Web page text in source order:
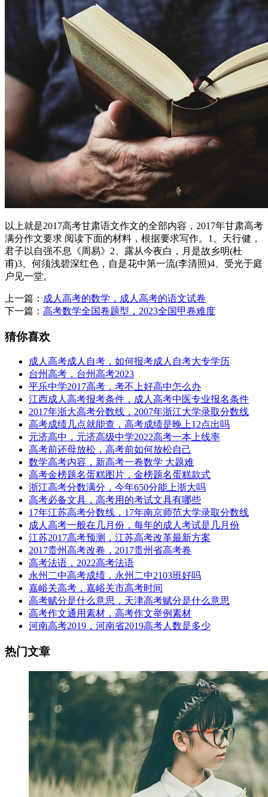
以上就是2017高考甘肃语文作文的全部内容，2017年甘肃高考
满分作文要求 阅读下面的材料，根据要求写作。1、天行健，
君子以自强不息《周易》2、露从今夜白，月是故乡明(杜
甫)3、何须浅碧深红色，自是花中第一流(李清照)4、受光于庭
户见一堂。
上一篇： 成人高考的数学，成人高考的语文试卷
下一篇： 高考数学全国卷题型，2023全国甲卷难度
猜你喜欢
成人高考成人自考，如何报考成人自考大专学历
台州高考，台州高考2023
平乐中学2017高考，考不上好高中怎么办
江西成人高考报考条件，成人高考中医专业报名条件
2017年浙大高考分数线，2007年浙江大学录取分数线
高考成绩几点就能查，高考成绩是晚上12点出吗
元济高中，元济高级中学2022高考一本上线率
高考前还母放松，高考前如何放松自己
数学高考内容，新高考一卷数学 大题难
高考金榜题名蛋糕图片，金榜题名蛋糕款式
浙江高考分数满分，今年650分能上浙大吗
高考必备文具，高考用的考试文具有哪些
17年江苏高考分数线，17年南京师范大学录取分数线
成人高考一般在几月份，每年的成人考试是几月份
江苏2017高考预测，江苏高考改革最新方案
2017贵州高考改卷，2017贵州省高考卷
高考法语，2022高考法语
永州二中高考成绩，永州二中2103班好吗
嘉峪关高考，嘉峪关市高考时间
高考赋分是什么意思，天津高考赋分是什么意思
高考作文通用素材，高考作文举例素材
河南高考2019，河南省2019高考人数是多少
热门文章